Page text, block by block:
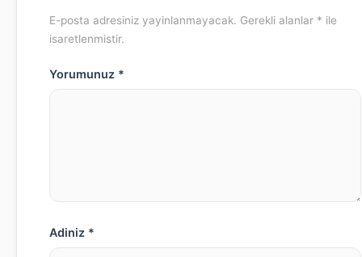
E-posta adresiniz yayinlanmayacak. Gerekli alanlar * ile
isaretlenmistir.
Yorumunuz *
Adiniz *